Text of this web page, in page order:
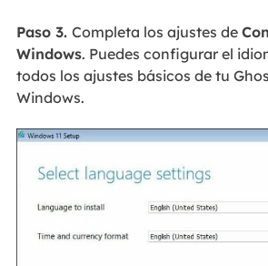
Paso 3. Completa los ajustes de
Windows. Puedes configurar el
todos los ajustes básicos de tu
Windows.